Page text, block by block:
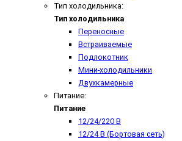
Тип холодильника:
Тип холодильника
Переносные
Встраиваемые
Подлокотник
Мини-холодильники
Двухкамерные
Питание:
Питание
12/24/220 В
12/24 В (Бортовая сеть)